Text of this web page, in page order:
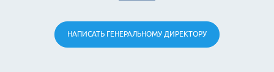
НАПИСАТЬ ГЕНЕРАЛЬНОМУДИРЕКТОРУ